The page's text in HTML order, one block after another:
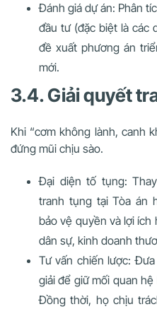
Đánh giá dự án: Phân
đầu tư (đặc biệt là các
đề xuất phương án
mới.
3.4. Giải quyết
Khi “cơm không lành, canh
đứng mũi chịu sào.
Đại diện tố tụng:
tranh tụng tại Tòa án
bảo vệ quyền và lợi
dân sự, kinh doanh
Tư vấn chiến lược:
giải để giữ mối quan
Đồng thời, họ chịu